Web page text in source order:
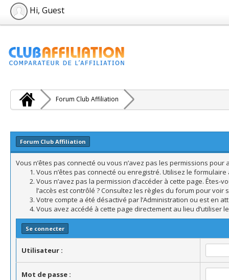
Hi, Guest
Forum Club Affiliation
Forum Club Affiliation
Vous n’êtes pas connecté ou vous n’avez pas les permissions
Vous n’êtes pas connecté ou enregistré. Utilisez le
Vous n’avez pas la permission d’accéder à cette page. Êtes-
l’accès est contrôlé ? Consultez les règles du forum pour
Votre compte a été désactivé par l’Administration ou est en
Vous avez accédé à cette page directement au lieu d’utiliser
Se connecter
Utilisateur :
Mot de passe :